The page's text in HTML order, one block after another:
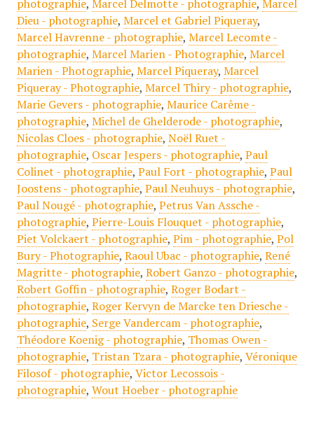
photographie, Marcel Delmotte - photographie, Marcel
Dieu - photographie, Marcel et Gabriel Piqueray,
Marcel Havrenne - photographie, Marcel Lecomte -
photographie, Marcel Marien - Photographie, Marcel
Marien - Photographie, Marcel Piqueray, Marcel
Piqueray - Photographie, Marcel Thiry - photographie,
Marie Gevers - photographie, Maurice Carême -
photographie, Michel de Ghelderode - photographie,
Nicolas Cloes - photographie, Noël Ruet -
photographie, Oscar Jespers - photographie, Paul
Colinet - photographie, Paul Fort - photographie, Paul
Joostens - photographie, Paul Neuhuys - photographie,
Paul Nougé - photographie, Petrus Van Assche -
photographie, Pierre-Louis Flouquet - photographie,
Piet Volckaert - photographie, Pim - photographie, Pol
Bury - Photographie, Raoul Ubac - photographie, René
Magritte - photographie, Robert Ganzo - photographie,
Robert Goffin - photographie, Roger Bodart -
photographie, Roger Kervyn de Marcke ten Driesche -
photographie, Serge Vandercam - photographie,
Théodore Koenig - photographie, Thomas Owen -
photographie, Tristan Tzara - photographie, Véronique
Filosof - photographie, Victor Lecossois -
photographie, Wout Hoeber - photographie